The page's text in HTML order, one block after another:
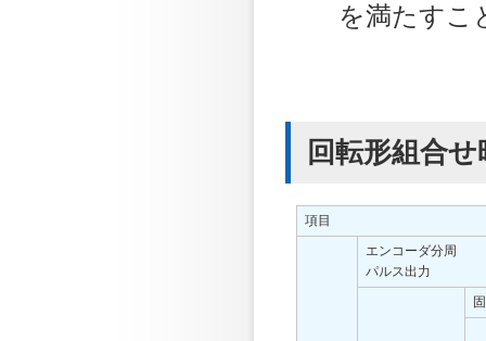
を満たすこ
回転形組合せ
項目
エンコーダ分周
パルス出力